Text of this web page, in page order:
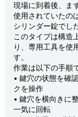
現場に到着後、ま
使用されていたの
シリンダー錠でした
このタイプは構造
り、専用工具を使
す。
作業は以下の手順
• 鍵穴の状態を確
クを操作
• 鍵穴を横向きに
一気に回転